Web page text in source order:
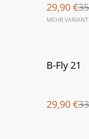
29,90 €
MEHR
%
B-Fly 21
29,90 €